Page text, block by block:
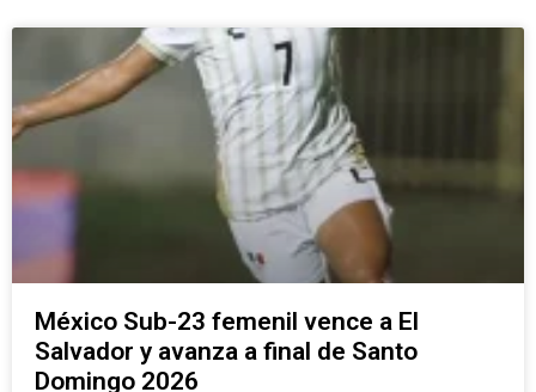
México Sub-23 femenil vence a El
Salvador y avanza a final de Santo
Domingo 2026